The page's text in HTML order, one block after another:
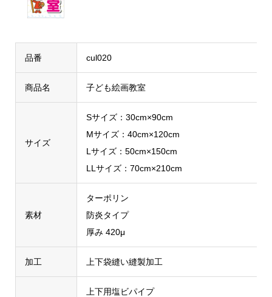
品番 cul020
商品名 子ども絵画教室
サイズ
Sサイズ：30cm×90cm
Mサイズ：40cm×120cm
Lサイズ：50cm×150cm
LLサイズ：70cm×210cm
素材
ターポリン
防炎タイプ
厚み 420μ
加工 上下袋縫い縫製加工
上下用塩ビパイプ